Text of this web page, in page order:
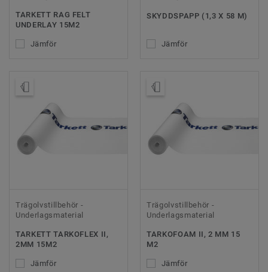
TARKETT RAG FELT
UNDERLAY 15M2
Jämför
SKYDDSPAPP (1,3 X 58 M)
Jämför
Trägolvstillbehör -
Underlagsmaterial
TARKETT TARKOFLEX II,
2MM 15M2
Jämför
Trägolvstillbehör -
Underlagsmaterial
TARKOFOAM II, 2 MM 15
M2
Jämför